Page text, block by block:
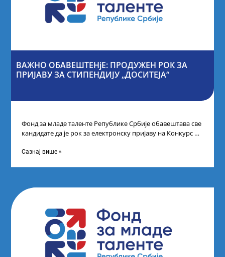
ВАЖНО ОБАВЕШТЕНјЕ: ПРОДУЖЕН РОК ЗА
ПРИЈАВУ ЗА СТИПЕНДИЈУ „ДОСИТЕЈА“
Фонд за младе таленте Републике Србије обавештава све
кандидате да је рок за електронску пријаву на Конкурс за
Сазнај више »